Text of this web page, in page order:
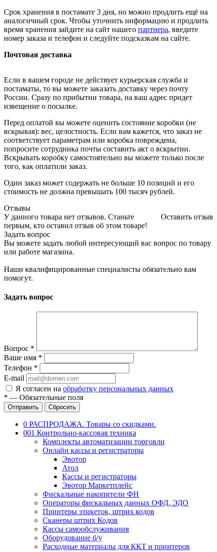
Срок хранения в постамате 3 дня, но можно продлить ещё на
аналогичный срок. Чтобы уточнить информацию и продлить
время хранения зайдите на сайт нашего партнера, введите
номер заказа и телефон и следуйте подсказкам на сайте.
Почтовая доставка
Если в вашем городе не действует курьерская служба и
постаматы, то вы можете заказать доставку через почту
России. Сразу по прибытии товара, на ваш адрес придет
извещение о посылке.
Перед оплатой вы можете оценить состояние коробки (не
вскрывая): вес, целостность. Если вам кажется, что заказ не
соответствует параметрам или коробка повреждена,
попросите сотрудника почты составить акт о вскрытии.
Вскрывать коробку самостоятельно вы можете только после
того, как оплатили заказ.
Один заказ может содержать не больше 10 позиций и его
стоимость не должна превышать 100 тысяч рублей.
Отзывы
Оставить отзыв
У данного товара нет отзывов. Станьте
первым, кто оставил отзыв об этом товаре!
Задать вопрос
Вы можете задать любой интересующий вас вопрос по товару
или работе магазина.
Наши квалифицированные специалисты обязательно вам
помогут.
Задать вопрос
Вопрос *
Ваше имя *
Телефон *
E-mail
Я согласен на обработку персональных данных
* — Обязательные поля
Отправить Сбросить
0 РАСПРОДАЖА. Товары со скидками.
001 Контрольно-кассовая техника
Комплекты автоматизации торговли
Онлайн кассы и регистраторы
Эвотор
Атол
Кассы и регистраторы
Эвотор Маркетплейс
Фискальные накопители ФН
Операторы фискальных данных ОФД, ЭДО
Принтеры этикеток, штрих кодов
Сканеры штрих Кодов
Кассы самообслуживания
Оборудование б/у
Расходные материалы для ККТ и принтеров